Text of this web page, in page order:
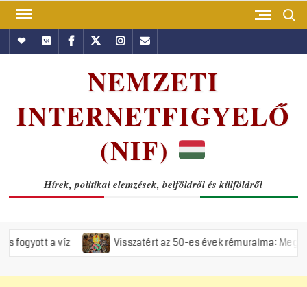
Skip
contentHundubVkontakte
Facebook
TwitterInstagram
Email
NEMZETI
INTERNETFIGYELŐ
(NIF)
Hírek, politikai elemzések, belföldről és külföldről
Visszatért az 50-es évek rémuralma: Megszavazta az